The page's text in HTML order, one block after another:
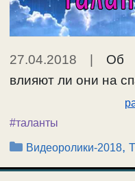
27.04.2018 | Об
влияют ли они на
#таланты
Рубрики
Видеоролики-2018,